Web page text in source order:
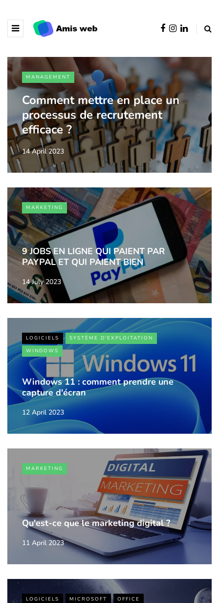
MANAGEMENT
Comment mettre en place un
processus de recrutement
efficace ?
14 April 2023
MARKETING
9 JOBS EN LIGNE QUI PAIENT PAR
PAYPAL ET QUI PAIENT BIEN
14 July 2023
LOGICIELS
SYSTÈME D'EXPLOITATION
WINDOWS
Windows 11 : comment prendre une
capture d'écran
12 April 2023
MARKETING
Qu'est-ce que le marketing digital ?
11 April 2023
LOGICIELS MICROSOFT OFFICE